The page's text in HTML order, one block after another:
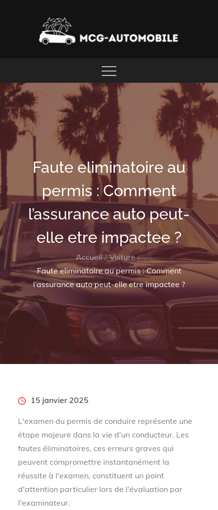
Faute eliminatoire au
permis : Comment
l’assurance auto peut-
elle etre impactee ?
Accueil
Voiture
Faute eliminatoire au permis : Comment
l’assurance auto peut-elle etre impactee ?
Posted15 janvier 2025
L'examen du permis de conduire représente une
étape majeure dans la vie d'un conducteur. Les
fautes éliminatoires, ces erreurs graves qui
peuvent compromettre instantanément la
réussite à l'examen, constituent un point
d'attention particulier lors de l'évaluation par
l'examinateur.